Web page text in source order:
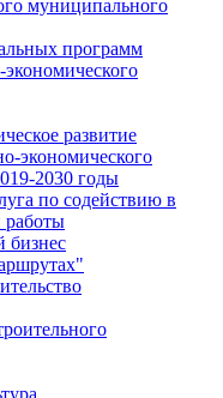
муниципального
программ
развитие
экономического
2030 годы
по содействию в
работы
бизнес